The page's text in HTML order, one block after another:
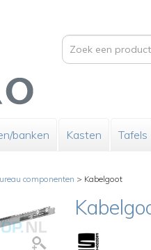
banken Kasten Tafels
componenten > Kabelgoot